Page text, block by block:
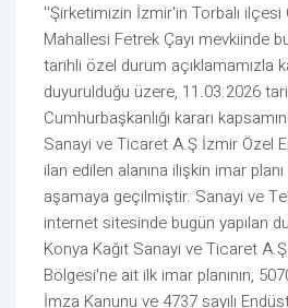
''Şirketimizin İzmir'in Torbalı
Mahallesi Fetrek Çayı mevkiinde
tarihli özel durum açıklamamızla
duyurulduğu üzere, 11.03.2026
Cumhurbaşkanlığı kararı
Sanayi ve Ticaret A.Ş İzmir Özel
ilan edilen alanına ilişkin imar
aşamaya geçilmiştir. Sanayi ve
internet sitesinde bugün yapılan
Konya Kağıt Sanayi ve Ticaret
Bölgesi'ne ait ilk imar planının,
İmza Kanunu ve 4737 sayılı